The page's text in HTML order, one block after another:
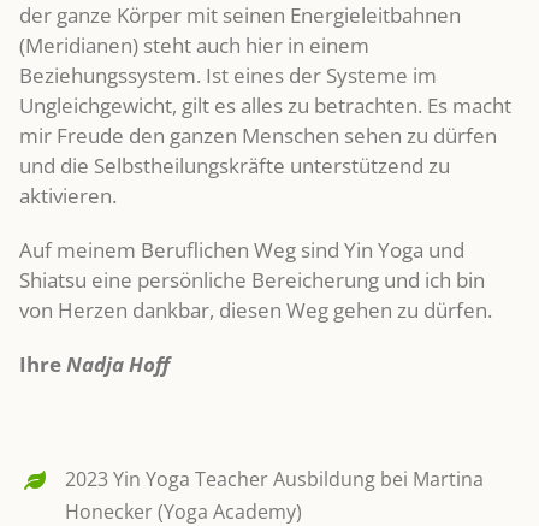
der ganze Körper mit seinen Energieleitbahnen
(Meridianen) steht auch hier in einem
Beziehungssystem. Ist eines der Systeme im
Ungleichgewicht, gilt es alles zu betrachten. Es macht
mir Freude den ganzen Menschen sehen zu dürfen
und die Selbstheilungskräfte unterstützend zu
aktivieren.
Auf meinem Beruflichen Weg sind Yin Yoga und
Shiatsu eine persönliche Bereicherung und ich bin
von Herzen dankbar, diesen Weg gehen zu dürfen.
IhreNadja Hoff
2023 Yin Yoga Teacher Ausbildung bei Martina
Honecker (Yoga Academy)